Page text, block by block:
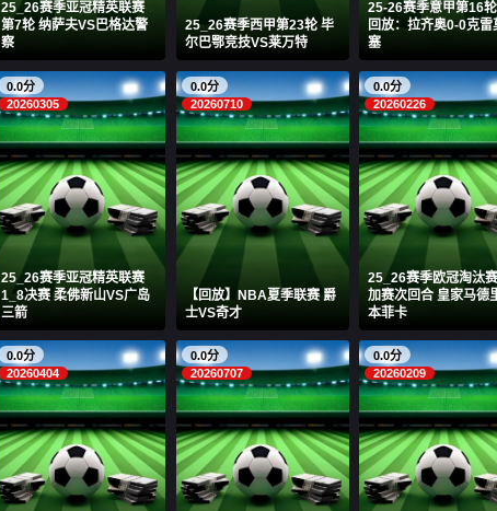
25_26赛季亚冠精英联赛
第7轮 纳萨夫VS巴格达警
察
25_26赛季西甲第23轮 毕
尔巴鄂竞技VS莱万特
25-26赛季意甲第16
回放：拉齐奥0-0克雷
塞
0.0分
20260305
25_26赛季亚冠精英联赛
1_8决赛 柔佛新山VS广岛
三箭
0.0分
20260710
【回放】NBA夏季联赛 爵
士VS奇才
0.0分
20260226
25_26赛季欧冠淘汰
加赛次回合 皇家马德
本菲卡
0.0分
20260404
0.0分
20260707
0.0分
20260209